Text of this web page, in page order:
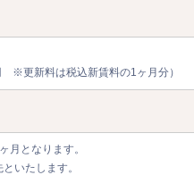
※更新料は税込新賃料の1ヶ月分）
月となります。
いたします。